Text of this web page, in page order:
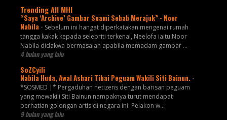
Trending All MHI
“Saya ‘Archive’ Gambar Suami Sebab Merajuk” - Noor
Nabila - Sebelum ini hangat diperkatakan mengenai rumah
tangga kakak kepada selebriti terkenal, Neelofa iaitu Noor
Nabila didakwa bermasalah apabila memadam gambar ...
4 bulan yang lalu
SoZCyili
Nabila Huda, Awal Ashari Tibai Peguam Wakili Siti Bainun. -
*SOSMED |* Pergaduhan netizens dengan barisan peguam
yang mewakili Siti Bainun nampaknya turut mendapat
perhatian golongan artis di negara ini. Pelakon w...
9 bulan yang lalu